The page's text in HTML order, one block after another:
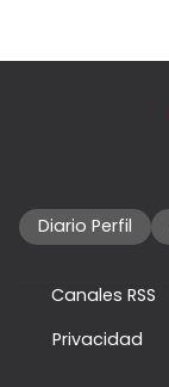
Diario Perfil
Canales RSS
Privacidad